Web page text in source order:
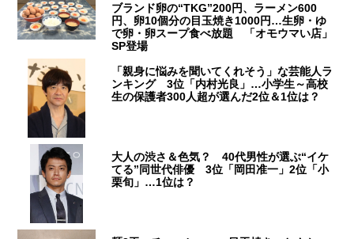
ブランド卵の“TKG”200円、ラーメン600
円、卵10個分の目玉焼き1000円…生卵・ゆ
で卵・卵スープ食べ放題 「オモウマい店」
SP登場
「親身に悩みを聞いてくれそう」な芸能人ラ
ンキング 3位「内村光良」…小学生～高校
生の保護者300人超が選んだ2位＆1位は？
大人の渋さ＆色気？ 40代男性が選ぶ“イケ
てる”同世代俳優 3位「岡田准一」2位「小
栗旬」…1位は？